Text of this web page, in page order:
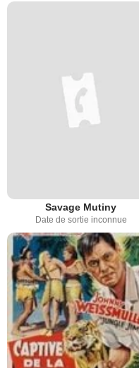
Savage Mutiny
Date de sortie inconnue